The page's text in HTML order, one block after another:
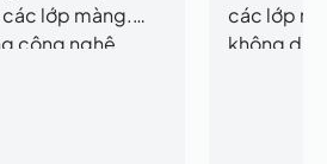
lớp màng.
công nghệ
các lớp
không